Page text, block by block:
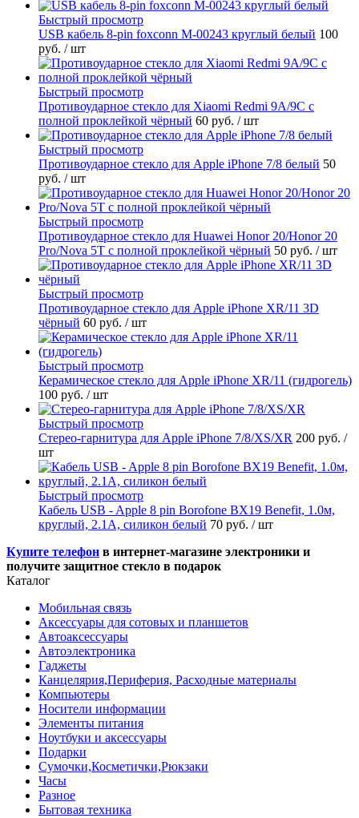
Быстрый просмотр
USB кабель 8-pin foxconn M-00243 круглый белый 100
руб. / шт
Быстрый просмотр
Противоударное стекло для Xiaomi Redmi 9A/9C с
полной проклейкой чёрный 60 руб. / шт
Быстрый просмотр
Противоударное стекло для Apple iPhone 7/8 белый 50
руб. / шт
Быстрый просмотр
Противоударное стекло для Huawei Honor 20/Honor 20
Pro/Nova 5T с полной проклейкой чёрный 50 руб. / шт
Быстрый просмотр
Противоударное стекло для Apple iPhone XR/11 3D
чёрный 60 руб. / шт
Быстрый просмотр
Керамическое стекло для Apple iPhone XR/11 (гидрогель)
100 руб. / шт
Быстрый просмотр
Стерео-гарнитура для Apple iPhone 7/8/XS/XR 200 руб. /
шт
Быстрый просмотр
Кабель USB - Apple 8 pin Borofone BX19 Benefit, 1.0м,
круглый, 2.1A, силикон белый 70 руб. / шт
Купите телефон в интернет-магазине электроники и
получите защитное стекло в подарок
Каталог
Мобильная связь
Аксессуары для сотовых и планшетов
Автоаксессуары
Автоэлектроника
Гаджеты
Канцелярия,Периферия, Расходные материалы
Компьютеры
Носители информации
Элементы питания
Ноутбуки и аксессуары
Подарки
Сумочки,Косметички,Рюкзаки
Часы
Разное
Бытовая техника